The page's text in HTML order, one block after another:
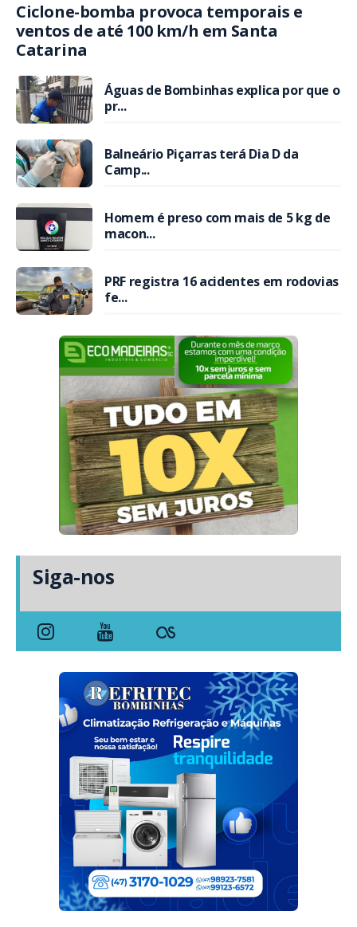
Ciclone-bomba provoca temporais e
ventos de até 100 km/h em Santa
Catarina
Águas de Bombinhas explica por que o
pr...
Balneário Piçarras terá Dia D da
Camp...
Homem é preso com mais de 5 kg de
macon...
PRF registra 16 acidentes em rodovias
fe...
Siga-nos